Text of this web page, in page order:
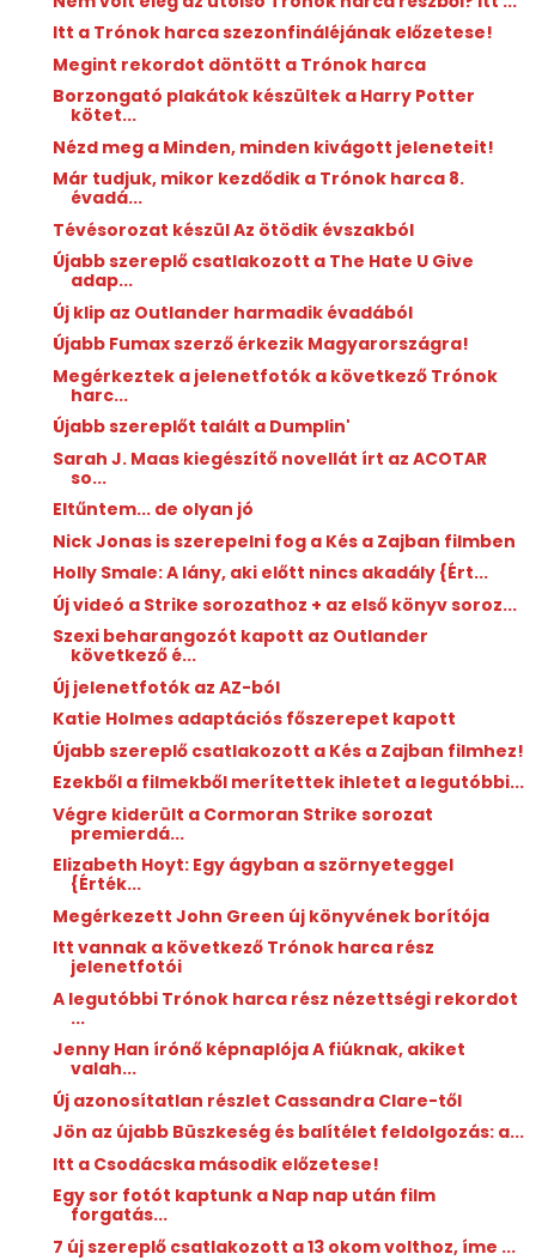
Itt a Trónok harca szezonfináléjának előzetese!
Megint rekordot döntött a Trónok harca
Borzongató plakátok készültek a Harry Potter
kötet...
Nézd meg a Minden, minden kivágott jeleneteit!
Már tudjuk, mikor kezdődik a Trónok harca 8.
évadá...
Tévésorozat készül Az ötödik évszakból
Újabb szereplő csatlakozott a The Hate U Give
adap...
Új klip az Outlander harmadik évadából
Újabb Fumax szerző érkezik Magyarországra!
Megérkeztek a jelenetfotók a következő Trónok
harc...
Újabb szereplőt talált a Dumplin'
Sarah J. Maas kiegészítő novellát írt az ACOTAR
so...
Eltűntem... de olyan jó
Nick Jonas is szerepelni fog a Kés a Zajban filmben
Holly Smale: A ​lány, aki előtt nincs akadály {Ért...
Új videó a Strike sorozathoz + az első könyv soroz...
Szexi beharangozót kapott az Outlander
következő é...
Új jelenetfotók az AZ-ból
Katie Holmes adaptációs főszerepet kapott
Újabb szereplő csatlakozott a Kés a Zajban filmhez!
Ezekből a filmekből merítettek ihletet a legutóbbi...
Végre kiderült a Cormoran Strike sorozat
premierdá...
Elizabeth Hoyt: Egy ​ágyban a szörnyeteggel
{Érték...
Megérkezett John Green új könyvének borítója
Itt vannak a következő Trónok harca rész
jelenetfotói
A legutóbbi Trónok harca rész nézettségi rekordot
...
Jenny Han írónő képnaplója A fiúknak, akiket
valah...
Új azonosítatlan részlet Cassandra Clare-től
Jön az újabb Büszkeség és balítélet feldolgozás: a...
Itt a Csodácska második előzetese!
Egy sor fotót kaptunk a Nap nap után film
forgatás...
7 új szereplő csatlakozott a 13 okom volthoz, íme ...